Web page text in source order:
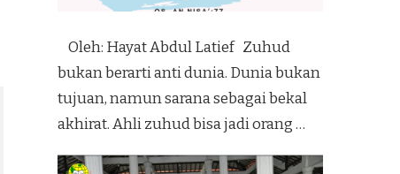
Oleh: Hayat Abdul Latief Zuhud
bukan berarti anti dunia. Dunia bukan
tujuan, namun sarana sebagai bekal
akhirat. Ahli zuhud bisa jadi orang …